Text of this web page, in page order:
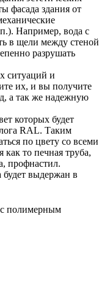
фасада здания от
Например, вода с
в щели между стеной
разрушать
ситуаций и
их, и вы получите
а так же надежную
которых будет
RAL. Таким
по цвету со всеми
то печная труба,
профнастил.
будет выдержан в
полимерным